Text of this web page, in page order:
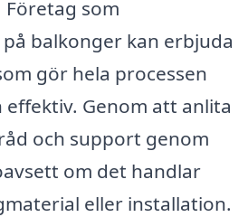
som
balkonger kan erbjuda
gör hela processen
effektiv. Genom att anlita
och support genom
om det handlar
eller installation.